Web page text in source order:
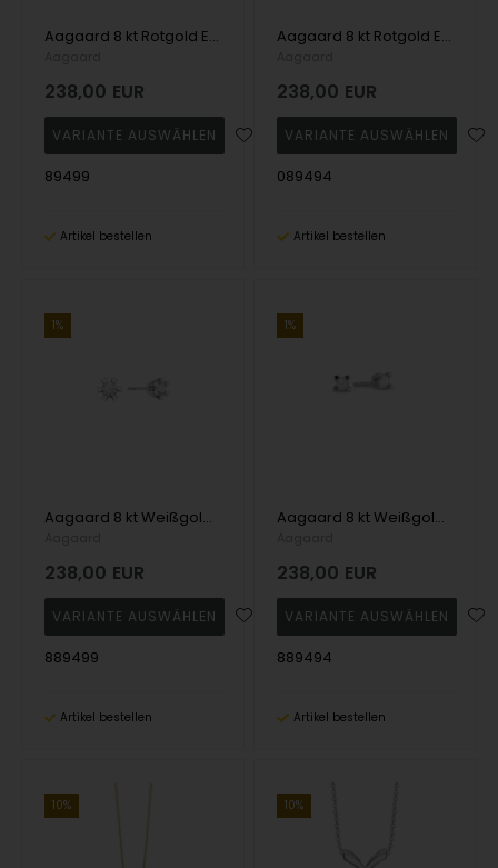
Aagaard 8 kt Rotgold Eternity 6 Ohrstecker
238,00 EUR
89499
Artikel bestellen
Aagaard 8 kt Rotgold Eternity 4 Ohrstecker
238,00 EUR
089494
Artikel bestellen
1%
Aagaard 8 kt Weißgold Eternity 6 Ohrstecker
238,00 EUR
889499
Artikel bestellen
1%
Aagaard 8 kt Weißgold Eternity 4 Ohrstecker
238,00 EUR
889494
Artikel bestellen
10% 10%